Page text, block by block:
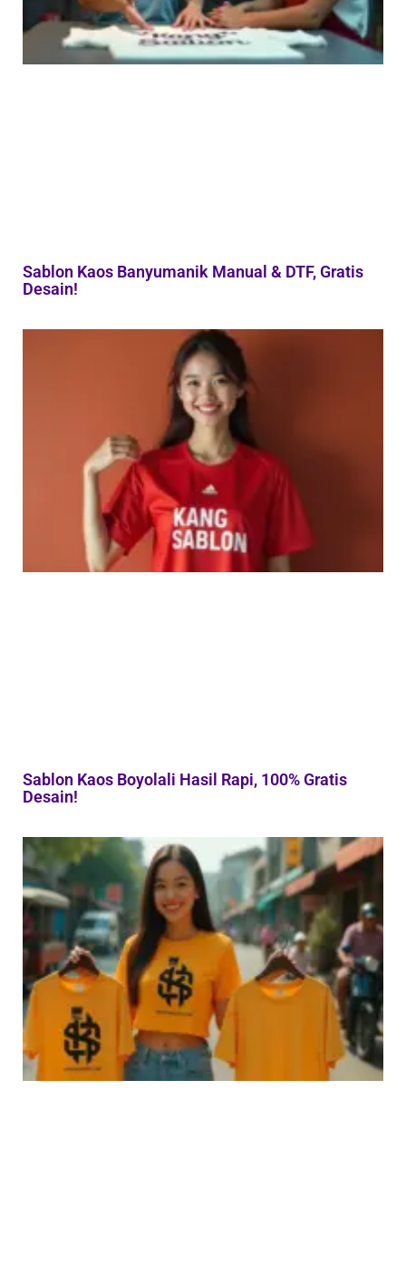
Sablon Kaos Banyumanik Manual & DTF, Gratis
Desain!
Sablon Kaos Boyolali Hasil Rapi, 100% Gratis
Desain!